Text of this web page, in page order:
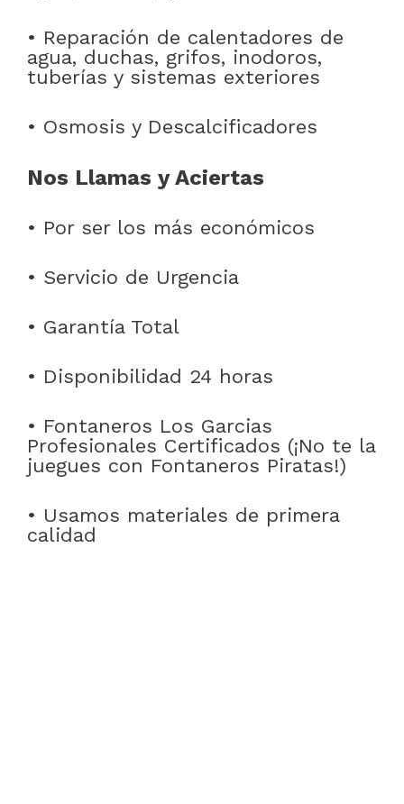
• Reparación de calentadores de
agua, duchas, grifos, inodoros,
tuberías y sistemas exteriores
• Osmosis y Descalcificadores
Nos Llamas y Aciertas
• Por ser los más económicos
• Servicio de Urgencia
• Garantía Total
• Disponibilidad 24 horas
• Fontaneros Los Garcias
Profesionales Certificados (¡No te la
juegues con Fontaneros Piratas!)
• Usamos materiales de primera
calidad